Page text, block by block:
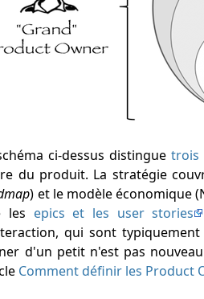
ci-dessus distingue trois
du produit. La stratégie
) et le modèle économique
les epics et les user stories
qui sont
d'un petit n'est pas
Comment définir les Product